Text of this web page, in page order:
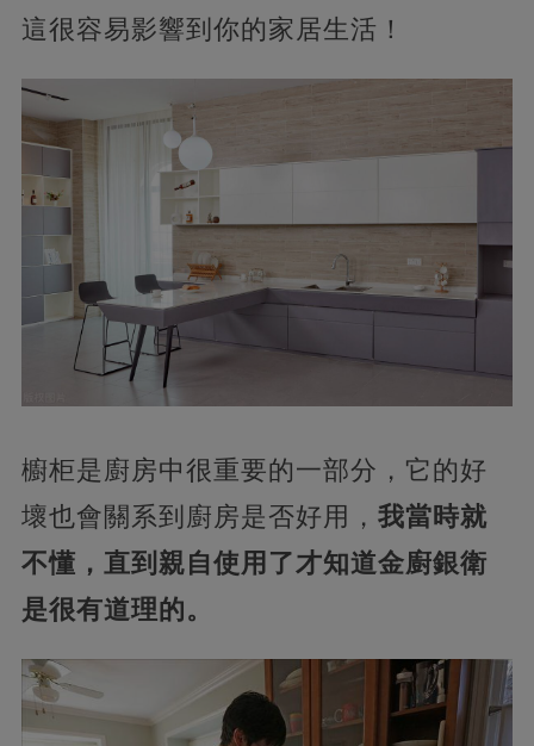
這很容易影響到你的家居生活！
櫥柜是廚房中很重要的一部分，它的好
壞也會關系到廚房是否好用， 我當時就
不懂，直到親自使用了才知道金廚銀衛
是很有道理的。